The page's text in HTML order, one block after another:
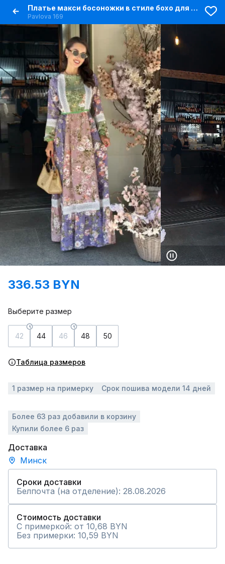
Платье макси босоножки в стиле бохо для летнего сезона
Pavlova 169
336.53 BYN
Выберите размер
42 44 46 48 50
Таблица размеров
1 размер на примерку Срок пошива модели 14 дней
Более 63 раз добавили в корзину
Купили более 6 раз
Доставка
Минск
Сроки доставки
Белпочта (на отделение): 28.08.2026
Стоимость доставки
С примеркой: от 10,68 BYN
Без примерки: 10,59 BYN